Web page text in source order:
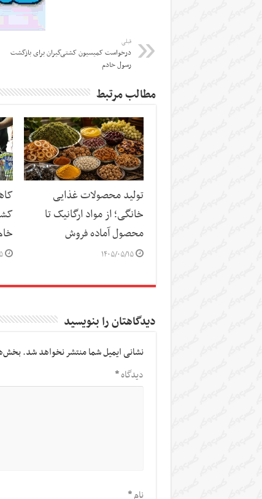
قبلی
درخواست کمیسیون کشتی‌گیران برای بازگشت
رسول خادم
مطالب مرتبط
تولید محصولات غذایی
خانگی؛ از مواد ارگانیک تا
محصول آماده فروش
۱۴۰۵/۰۵/۱۵
دیدگاهتان را بنویسید
نشانی ایمیل شما منتشر نخواهد شد.
دیدگاه*
نام*